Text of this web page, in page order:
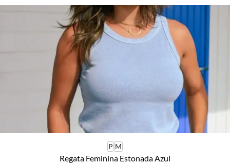
P M
Regata Feminina Estonada Azul